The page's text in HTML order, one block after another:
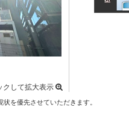
クして拡大表示
を優先させていただきます。